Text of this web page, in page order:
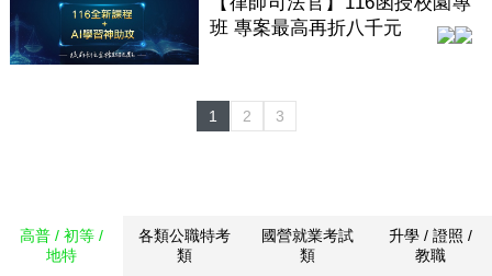
班 專案最高再折八千元
1 2 3
高普 / 初等 /
地特
各類公職特考
類
國營就業考試
類
升學 / 證照 /
教職